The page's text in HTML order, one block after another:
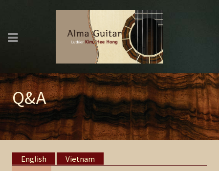
Q&A
English Vietnam